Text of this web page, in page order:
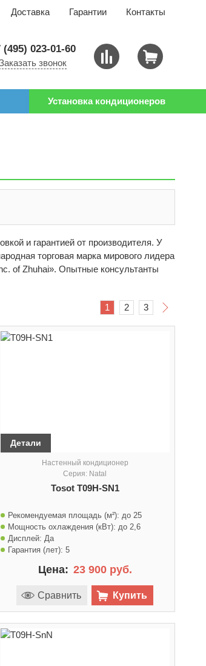
Доставка Гарантии Контакты
(495) 023-01-60
звонок
Установка кондиционеров
и гарантией от производителя. У
торговая марка мирового лидера
of Zhuhai». Опытные консультанты
1 2 3
Детали
Настенный кондиционер
Серия: Natal
Tosot T09H-SN1
Рекомендуемая площадь (м²): до 25
Мощность охлаждения (кВт): до 2,6
Дисплей: Да
Гарантия (лет): 5
Цена: 23 900 руб.
Сравнить Купить